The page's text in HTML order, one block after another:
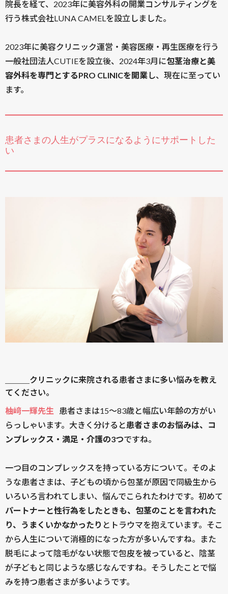
院長を経て、2023年に美容外科の開業コンサルティングを
行う株式会社LUNA CAMELを設立しました。
2023年に美容クリニック運営・美容医療・再生医療を行う
一般社団法人CUTIEを設立後、2024年3月に包茎治療と美
容外科を専門とするPRO CLINICを開業 し、現在に至ってい
ます。
患者さまの人生がプラスになるようにサポートした
い
＿＿＿クリニックに来院される患者さまに多い悩みを教え
てください。
柚﨑一輝先生
患者さまは15〜83歳と幅広い年齢の方がい
らっしゃいます。大きく分けると患者さまのお悩みは、コ
ンプレックス・満足・介護の3つですね。
一つ目のコンプレックスを持っている方について。そのよ
うな患者さまは、子どもの頃から包茎が原因で同級生から
いろいろ言われてしまい、悩んでこられたわけです。初めて
パートナーと性行為をしたときも、包茎のことを言われた
り、うまくいかなかったり とトラウマを抱えています。そこ
から人生について消極的になった方が多いんですね。また
脱毛によって陰毛がない状態で包皮を被っていると、陰茎
が子どもと同じような感じなんですね。そうしたことで悩
みを持つ患者さまが多いようです。